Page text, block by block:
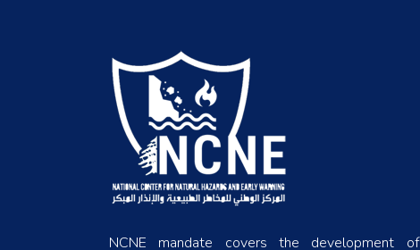
NCNE mandate covers the development of